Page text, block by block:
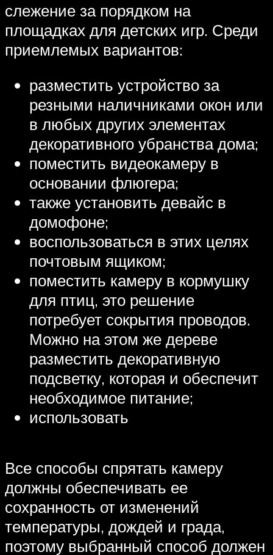
слежение за порядком на
площадках для детских игр. Среди
приемлемых вариантов:
разместить устройство за
резными наличниками окон или
в любых других элементах
декоративного убранства дома;
поместить видеокамеру в
основании флюгера;
также установить девайс в
домофоне;
воспользоваться в этих целях
почтовым ящиком;
поместить камеру в кормушку
для птиц, это решение
потребует сокрытия проводов.
Можно на этом же дереве
разместить декоративную
подсветку, которая и обеспечит
необходимое питание;
использовать
Все способы спрятать камеру
должны обеспечивать ее
сохранность от изменений
температуры, дождей и града,
поэтому выбранный способ должен